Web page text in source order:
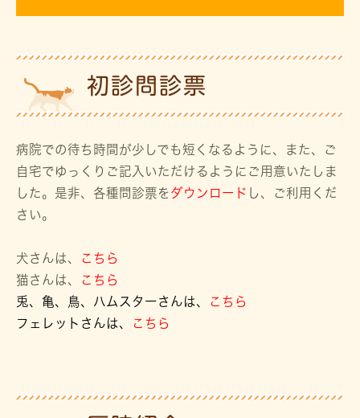
初診問診票
病院での待ち時間が少しでも短くなるように、また、ご
自宅でゆっくりご記入いただけるようにご用意いたしま
した。是非、各種問診票をダウンロード し、ご利用くだ
さい。
犬さんは、
こちら
猫さんは、
こちら
兎、亀、鳥、ハムスターさんは、
こちら
フェレットさんは、
こちら